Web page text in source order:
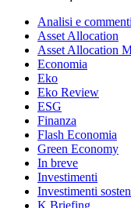
Analisi e commenti
Asset Allocation
Asset Allocation
Economia
Eko
Eko Review
ESG
Finanza
Flash Economia
Green Economy
In breve
Investimenti
Investimenti
K Briefing